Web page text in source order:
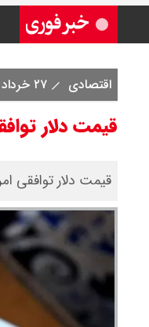
اقتصادی ۲۷ خرداد ۱۴۰۵
قیمت دلار توافقی
قیمت دلار توافقی امروز چهارشنبه ۲۷ خرداد ۱۴۰۵ بیش از